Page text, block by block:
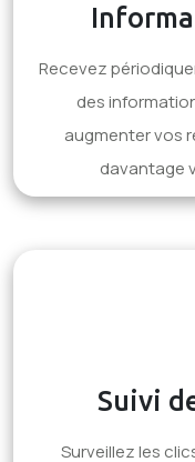
Recevez
des
augmenter vos
davantage
Suivi
Surveillez les